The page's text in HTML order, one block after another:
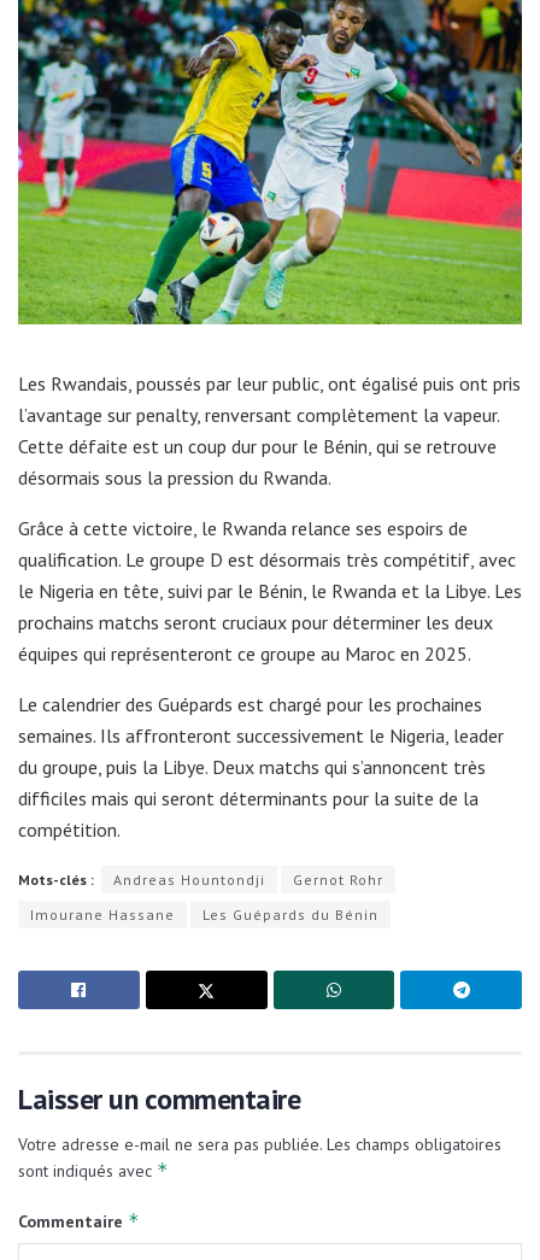
Les Rwandais, poussés par leur public, ont égalisé puis ont pris
l’avantage sur penalty, renversant complètement la vapeur.
Cette défaite est un coup dur pour le Bénin, qui se retrouve
désormais sous la pression du Rwanda.
Grâce à cette victoire, le Rwanda relance ses espoirs de
qualification. Le groupe D est désormais très compétitif, avec
le Nigeria en tête, suivi par le Bénin, le Rwanda et la Libye. Les
prochains matchs seront cruciaux pour déterminer les deux
équipes qui représenteront ce groupe au Maroc en 2025.
Le calendrier des Guépards est chargé pour les prochaines
semaines. Ils affronteront successivement le Nigeria, leader
du groupe, puis la Libye. Deux matchs qui s’annoncent très
difficiles mais qui seront déterminants pour la suite de la
compétition.
Mots-clés : Andreas Hountondji
Gernot Rohr
Imourane Hassane
Les Guépards du Bénin
Laisser un commentaire
Votre adresse e-mail ne sera pas publiée. Les champs obligatoires
sont indiqués avec *
Commentaire *